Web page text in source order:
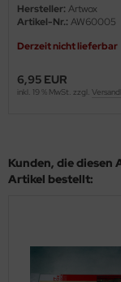
Hersteller: Artwox
Artikel-Nr.: AW60005
Derzeit nicht lieferbar
6,95 EUR
inkl. 19 % MwSt. zzgl.
Kunden, die diesen
Artikel bestellt:
Model